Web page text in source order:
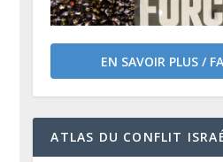
EN SAVOIR PLUS /
ATLAS DU CONFLIT